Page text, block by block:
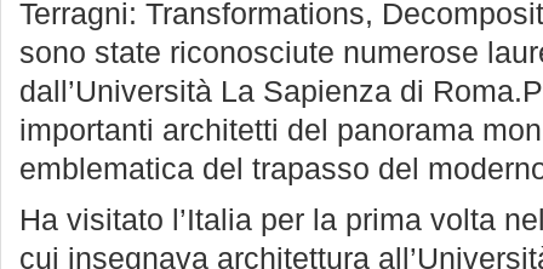
Terragni: Transformations,
sono state riconosciute numerose
dall’Università La Sapienza di
importanti architetti del panorama
emblematica del trapasso del
Ha visitato l’Italia per la prima volta
cui insegnava architettura